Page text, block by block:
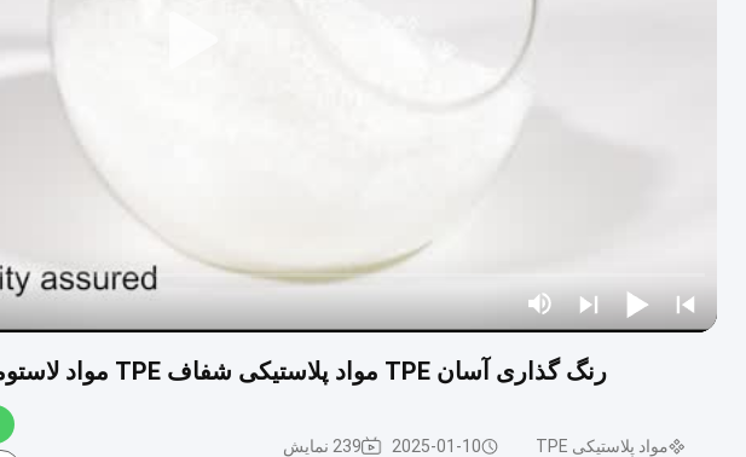
رنگ گذاری آسان TPE مواد پلاستیکی شفاف TPE مواد لاستومری برای سینی و مسواک دندان
مواد پلاستیکی TPE 2025-01-10 239 نمایش